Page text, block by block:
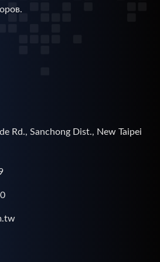
Rd., Sanchong Dist., New Taipei